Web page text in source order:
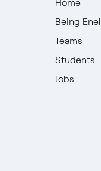
Home
Being Enel
Teams
Students
Jobs